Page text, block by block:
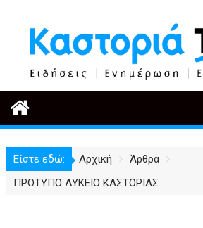
περιεχόμενο
Είστε εδώ: Αρχική
Άρθρα
ΠΡΟΤΥΠΟ ΛΥΚΕΙΟ ΚΑΣΤΟΡΙΑΣ